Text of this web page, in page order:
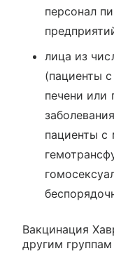
персонал
лица из
(пациенты
печени
пациенты
Вакцинация
другим группам